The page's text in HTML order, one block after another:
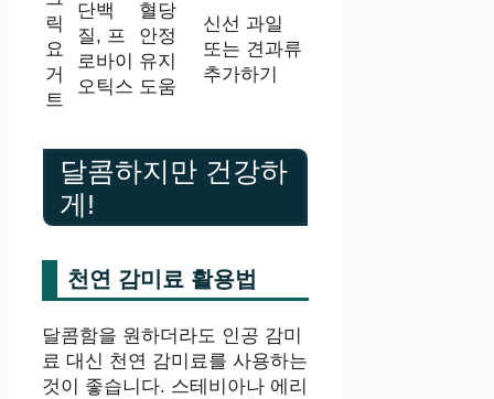
릭
요
거
트
단백
질, 프
로바이
오틱스
혈당
안정
유지
도움
신선 과일
또는 견과류
추가하기
달콤하지만 건강하
게!
천연 감미료 활용법
달콤함을 원하더라도 인공 감미
료 대신 천연 감미료를 사용하는
것이 좋습니다. 스테비아나 에리